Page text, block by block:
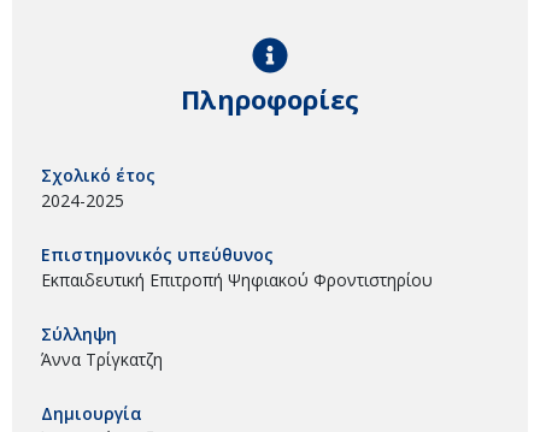
Πληροφορίες
Σχολικό έτος
2024-2025
Επιστημονικός υπεύθυνος
Εκπαιδευτική Επιτροπή Ψηφιακού Φροντιστηρίου
Σύλληψη
Άννα Τρίγκατζη
Δημιουργία